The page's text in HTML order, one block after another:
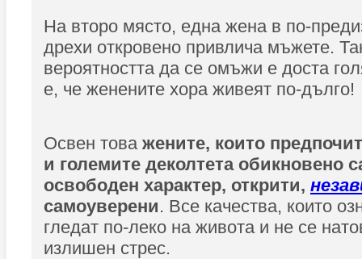
На второ място, една жена в по-
дрехи откровено привлича мъжете.
вероятността да се омъжи е доста
е, че женените хора живеят по-дълго!
Освен това жените, които
и големите деколтета обикновено
освободен характер, открити,
самоуверени. Все качества, които
гледат по-леко на живота и не се
излишен стрес.